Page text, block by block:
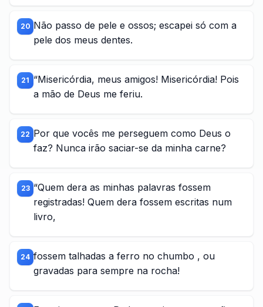
20 Não passo de pele e ossos; escapei só com a
pele dos meus dentes.
21 “Misericórdia, meus amigos! Misericórdia! Pois
a mão de Deus me feriu.
22 Por que vocês me perseguem como Deus o
faz? Nunca irão saciar-se da minha carne?
23 “Quem dera as minhas palavras fossem
registradas! Quem dera fossem escritas num
livro,
24 fossem talhadas a ferro no chumbo , ou
gravadas para sempre na rocha!